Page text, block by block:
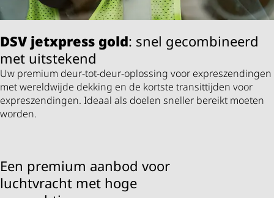
DSVjetxpress gold: snel gecombineerd
met uitstekend
Uw premium deur-tot-deur-oplossing voor expreszendingen
met wereldwijde dekking en de kortste transittijden voor
expreszendingen. Ideaal als doelen sneller bereikt moeten
worden.
Een premium aanbod voor
luchtvracht met hoge